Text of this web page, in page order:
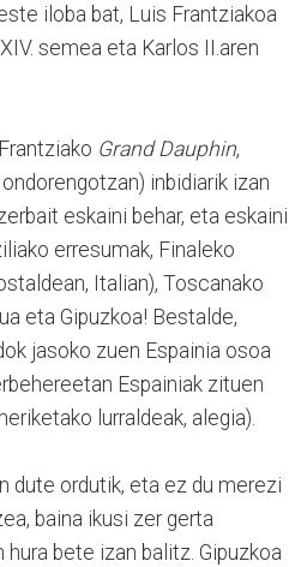
iloba bat, Luis Frantziakoa
semea eta Karlos II.aren
Grand Dauphin,
inbidiarik izan
eskaini behar, eta eskaini
erresumak, Finaleko
Italian), Toscanako
eta Gipuzkoa! Bestalde,
jasoko zuen Espainia osoa
Espainiak zituen
lurraldeak, alegia).
dute ordutik, eta ez du merezi
baina ikusi zer gerta
bete izan balitz. Gipuzkoa